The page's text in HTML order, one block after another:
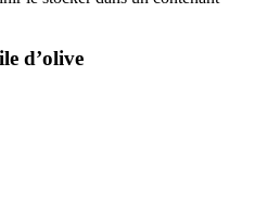
d’olive